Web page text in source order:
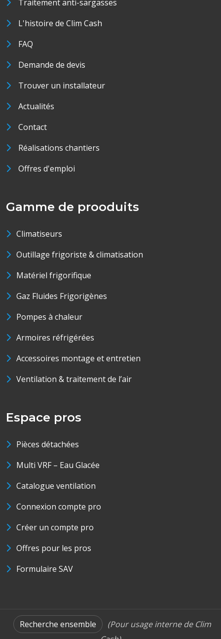
Traitement anti-sargasses
L'histoire de Clim Cash
FAQ
Demande de devis
Trouver un installateur
Actualités
Contact
Réalisations chantiers
Offres d'emploi
Gamme de prooduits
Climatiseurs
Outillage frigoriste & climatisation
Matériel frigorifique
Gaz Fluides Frigorigènes
Pompes à chaleur
Armoires réfrigérées
Accessoires montage et entretien
Ventilation & traitement de l’air
Espace pros
Pièces détachées
Multi VRF – Eau Glacée
Catalogue ventilation
Connexion compte pro
Créer un compte pro
Offres pour les pros
Formulaire SAV
Recherche ensemble
(Pour usage interne de Clim